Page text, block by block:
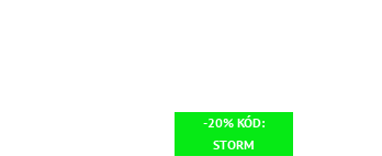
-20% KÓD:
STORM